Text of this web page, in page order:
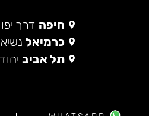
חיפה דרך יפו 33
כרמיאל
תל אביב